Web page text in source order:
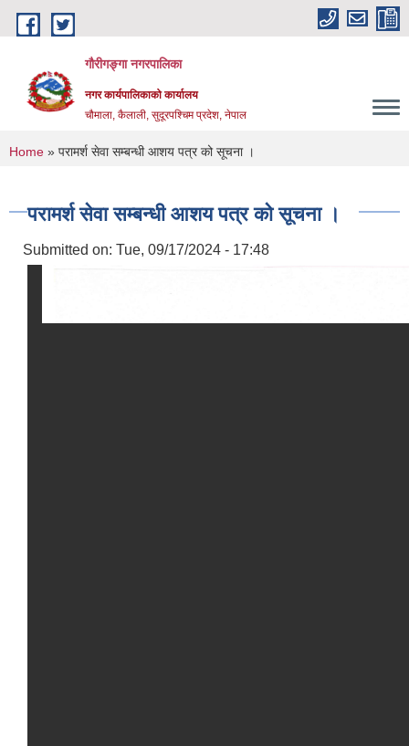
Skip to main content
गौरीगङ्गा नगरपालिका
नगर कार्यपालिकाको कार्यालय
चौमाला, कैलाली, सुदूरपश्चिम प्रदेश, नेपाल
You are here
Home » परामर्श सेवा सम्बन्धी आशय पत्र को सूचना ।
परामर्श सेवा सम्बन्धी आशय पत्र को सूचना ।
Submitted on: Tue, 09/17/2024 - 17:48